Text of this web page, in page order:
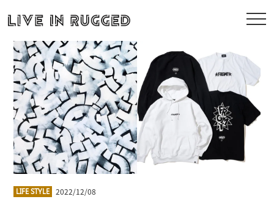
LIFE STYLE 2022/12/08